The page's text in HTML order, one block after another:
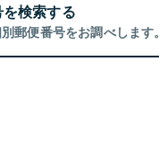
検索する
郵便番号をお調べします。